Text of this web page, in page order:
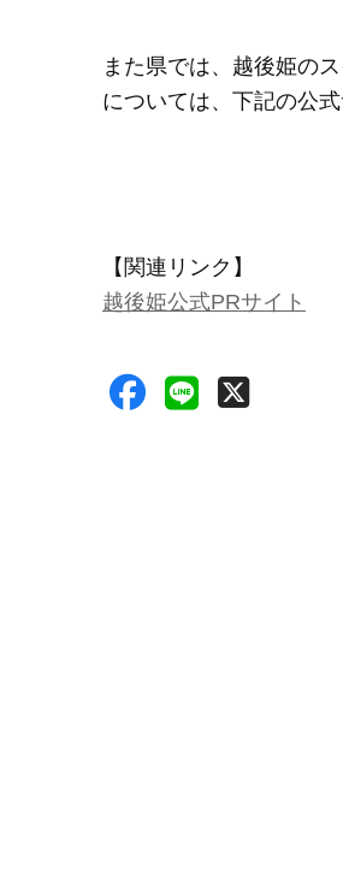
また県では、越後姫の
については、下記の公式
【関連リンク】
越後姫公式PRサイト